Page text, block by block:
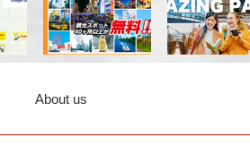
About us